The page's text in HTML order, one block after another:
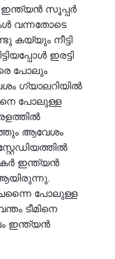
സൂപ്പർ
വന്നതോടെ
കയ്യും നീട്ടി
ഇരട്ടി
പോലും
ഗ്യാലറിയിൽ
പോലുള്ള
ആവേശം
ഇന്ത്യൻ
പോലുള്ള
ടീമിനെ
ഇന്ത്യൻ